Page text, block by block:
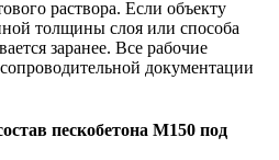
раствора. Если объекту
толщины слоя или способа
заранее. Все рабочие
документации
пескобетона М150 под